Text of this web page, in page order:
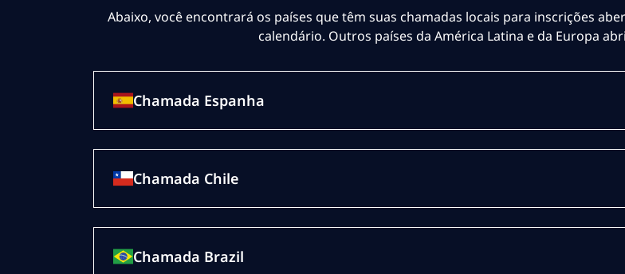
Abaixo, você encontrará os países que têm suas chamadas locais para inscrições
calendário. Outros países da América Latina e da Europa
Chamada Espanha
Chamada Chile
Chamada Brazil